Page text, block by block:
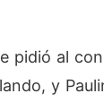
pidió al
y